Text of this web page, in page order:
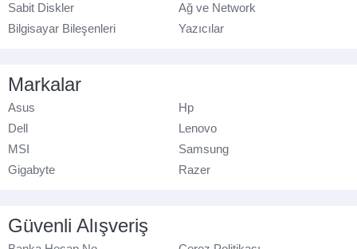
Sabit Diskler
Ağ ve Network
Bilgisayar Bileşenleri
Yazıcılar
Markalar
Asus
Hp
Dell
Lenovo
MSI
Samsung
Gigabyte
Razer
Güvenli Alışveriş